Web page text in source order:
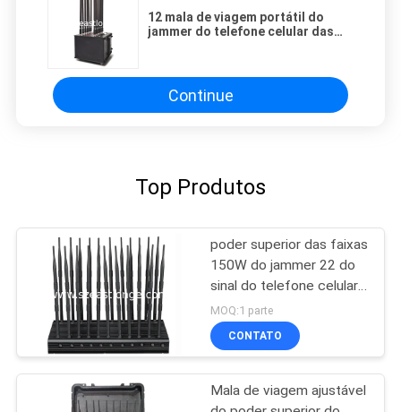
12 mala de viagem portátil do
jammer do telefone celular das
Continue
Top Produtos
poder superior das faixas
150W do jammer 22 do
sinal do telefone celular
de 4G 5G WIFI
MOQ:1 parte
CONTATO
Mala de viagem ajustável